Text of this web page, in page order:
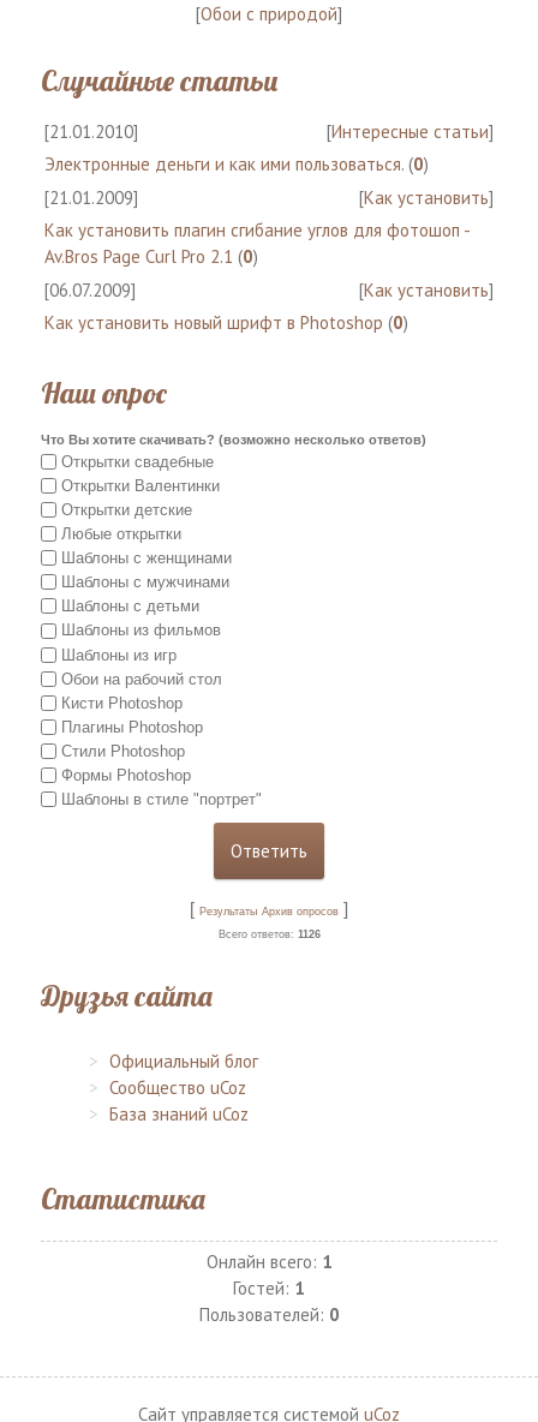
[Обои с природой]
Случайные статьи
[21.01.2010] [Интересные статьи]
Электронные деньги и как ими пользоваться. (0)
[21.01.2009]
[Как установить]
Как установить плагин сгибание углов для фотошоп -
Av.Bros Page Curl Pro 2.1 (0)
[06.07.2009]
[Как установить]
Как установить новый шрифт в Photoshop (0)
Наш опрос
Что Вы хотите скачивать? (возможно несколько ответов)
Открытки свадебные
Открытки Валентинки
Открытки детские
Любые открытки
Шаблоны с женщинами
Шаблоны с мужчинами
Шаблоны с детьми
Шаблоны из фильмов
Шаблоны из игр
Обои на рабочий стол
Кисти Photoshop
Плагины Photoshop
Стили Photoshop
Формы Photoshop
Шаблоны в стиле "портрет"
[ Результаты Архив опросов ]
Всего ответов: 1126
Друзья сайта
Официальный блог
Сообщество uCoz
База знаний uCoz
Статистика
Онлайн всего: 1
Гостей: 1
Пользователей: 0
Сайт управляется системой uCoz